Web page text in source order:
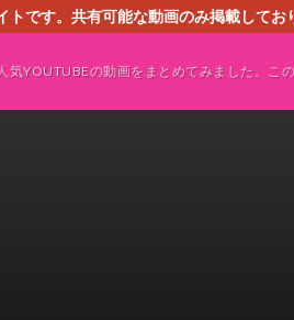
です。共有可能な動画のみ掲載して
気YOUTUBEの動画をまとめてみました。こ